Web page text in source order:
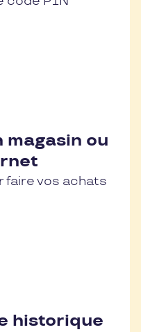
magasin ou
faire vos achats
historique